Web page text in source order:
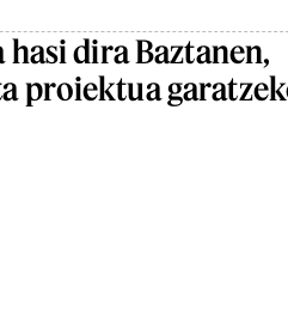
dira Baztanen,
proiektua